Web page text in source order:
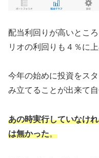
配当利回りが高いとこ
リオの利回りも４％に上
今年の始めに投資をス
み立てることが出来て
あの時実行していなけ
は無かった。